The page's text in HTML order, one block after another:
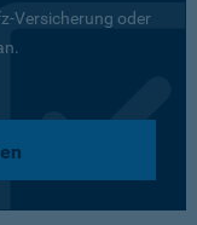
Versicherung oder